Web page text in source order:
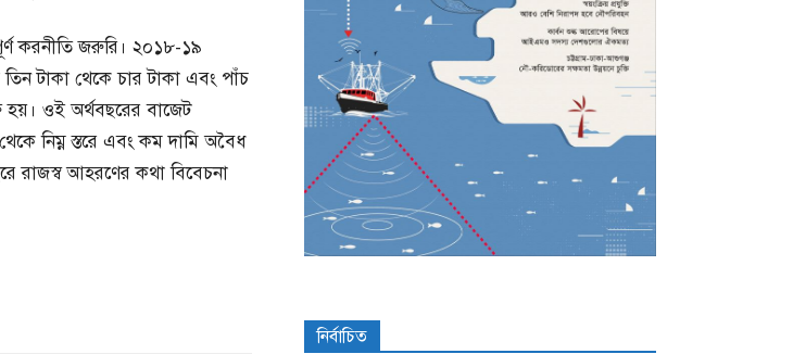
করনীতি জরুরি। ২০১৮-১৯
তিন টাকা থেকে চার টাকা এবং পাঁচ
ওই অর্থবছরের বাজেট
নিম্ন স্তরে এবং কম দামি অবৈধ
রাজস্ব আহরণের কথা বিবেচনা
নির্বাচিত